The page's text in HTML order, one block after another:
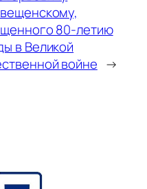
80-летию
в Великой
войне →